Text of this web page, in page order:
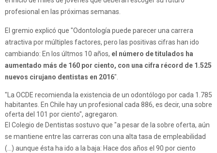
profesional en las próximas semanas.
El gremio explicó que "Odontología puede parecer una carrera
atractiva por múltiples factores, pero las positivas cifras han ido
cambiando: En los últmos 10 años, el número de titulados ha
aumentado más de 160 por ciento, con una cifra récord de 1.525
nuevos cirujano dentistas en 2016".
"La OCDE recomienda la existencia de un odontólogo por cada 1.785
habitantes. En Chile hay un profesional cada 886, es decir, una sobre
oferta del 101 por ciento", agregaron.
El Colegio de Dentistas sostuvo que "a pesar de la sobre oferta, aún
se mantiene entre las carreras con una alta tasa de empleabilidad
(...) aunque ésta ha ido a la baja: Hace dos años el 90 por ciento